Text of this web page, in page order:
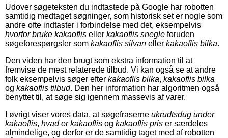
Udover søgeteksten du indtastede på Google har robotten
samtidig medtaget søgninger, som historisk set er nogle som
andre ofte indtaster i forbindelse med det, eksempelvis
hvorfor bruke kakaoflis eller kakaoflis snegle foruden
søgeforespørgsler som kakaoflis silvan eller kakaoflis bilka.
Den viden har den brugt som ekstra information til at
fremvise de mest relaterede tilbud. Vi kan også se at andre
folk eksempelvis søger efter kakaoflis bilka, kakaoflis bilka
og kakaoflis tilbud. Den her information har algoritmen også
benyttet til, at søge sig igennem massevis af varer.
I øvrigt viser vores data, at søgefraserne ukrudtsdug under
kakaoflis, hvad er kakaoflis og kakaoflis pris er særdeles
almindelige, og derfor er de samtidig taget med af robotten